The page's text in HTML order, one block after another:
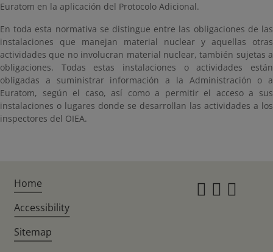
Euratom en la aplicación del Protocolo Adicional.
En toda esta normativa se distingue entre las obligaciones de las
instalaciones que manejan material nuclear y aquellas otras
actividades que no involucran material nuclear, también sujetas a
obligaciones. Todas estas instalaciones o actividades están
obligadas a suministrar información a la Administración o a
Euratom, según el caso, así como a permitir el acceso a sus
instalaciones o lugares donde se desarrollan las actividades a los
inspectores del OIEA.
Home
Accessibility
Sitemap